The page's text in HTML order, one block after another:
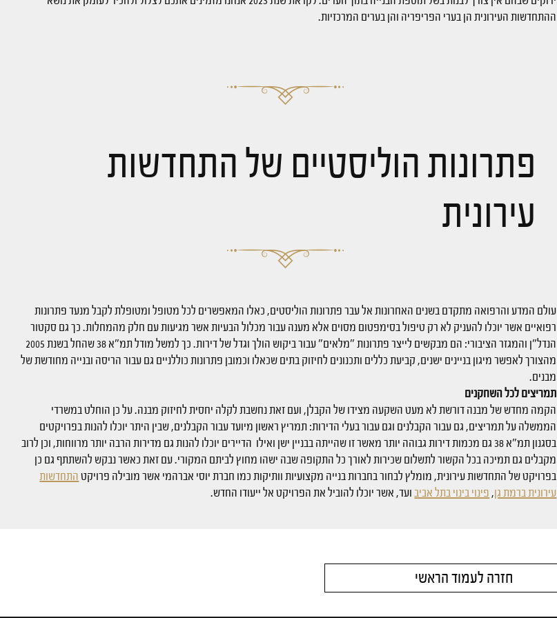
ההתחדשות העירונית הן בערי הפריפריה והן בערים המרכזיות.
פתרונות הוליסטיים של התחדשות
עירונית
עולם המדע והרפואה מתקדם בשנים האחרונות אל עבר פתרונות הוליסטים, כאלו המאפשרים לכל מטופל ומטופלת לקבל מנעד פתרונות
רפואיים אשר יוכלו להעניק לא רק טיפול בסימפטום מסוים אלא מענה עבור מכלול הבעיות אשר מגיעות עם חלק מהמחלות. כך גם סקטור
הנדל"ן והמגזר הציבורי: הם מבקשים לייצר פתרונות "מלאים" עבור ביקוש הולך וגדל של דירות. כך למשל מודל תמ"א 38 שהחל בשנת 2005
מהצורך לאפשר מיגון בניינים ישנים, קביעת כללים ותכנונים לחיזוק בתים שכאלו וכמובן פתרונות כוללניים גם עבור הריסה ובנייה מחודשת של
מבנים.
תמריצים לכל השחקנים
הקמה מחדש של מבנה דורשת לא מעט השקעה מצידו של הקבלן, ועם זאת נחשבת לקלה יחסית לחיזוק מבנה. על כן הוחלט במשרדי
הממשלה על תמריצים, גם עבור הקבלנים וגם עבור בעלי הדירות: תמריץ ראשון מיועד עבור הקבלנים, שבין היתר יוכלו להנות בפרויקטים
בסגנון תמ"א 38 גם מכמות דירות גבוהה יותר מאשר זו שהייתה בבניין ישן ואילו הדיירים יוכלו להנות גם מדירות הרבה יותר מרווחות, וכן לרוב
מקבלים גם תמיכה בכל הקשור לתשלום שכירות לאורך כל התקופה שבה ישהו מחוץ לביתם המקורי. עם זאת כאשר נבקש להשתתף גם כן
בפרויקט של התחדשות עירונית, מומלץ לבחור בחברות בנייה מקצועיות וותיקות כמו חברת יוסי אברהמי אשר מובילה פרויקטהתחדשות
עירונית ברמת גן,פינוי בינוי בתל אביבועד, אשר יוכלו להוביל את הפרויקט אל ייעודו החדש.
חזרה לעמוד הראשי